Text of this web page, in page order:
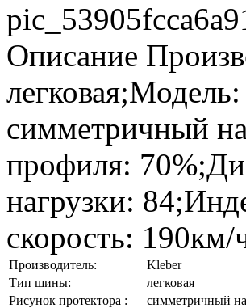
Описание
симметричный
профиля:
нагрузки:
скорость: 190км/
Производитель:
Kleber
Тип шины:
легковая
Рисунок протектора :
симметричный